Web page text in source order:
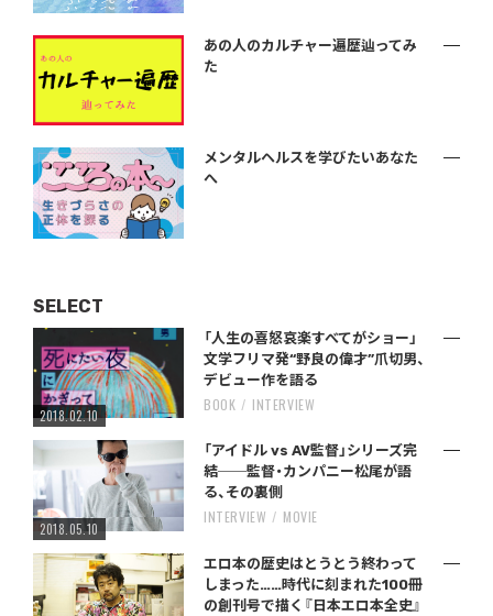
あの人のカルチャー遍歴辿ってみ
た
メンタルヘルスを学びたいあなた
へ
SELECT
2018.02.10
「人生の喜怒哀楽すべてがショー」
文学フリマ発“野良の偉才”爪切男、
デビュー作を語る
BOOK INTERVIEW
2018.05.10
「アイドル vs AV監督」シリーズ完
結──監督・カンパニー松尾が語
る、その裏側
INTERVIEW MOVIE
エロ本の歴史はとうとう終わって
しまった……時代に刻まれた100冊
の創刊号で描く『日本エロ本全史』